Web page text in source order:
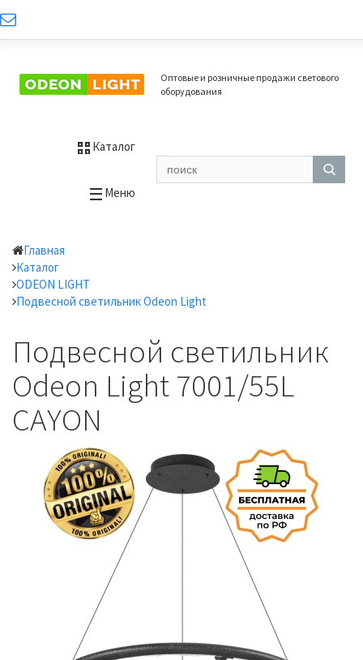
Оптовые и розничные продажи светового
оборудования
Каталог
Меню
Главная
Каталог
ODEON LIGHT
Подвесной светильник Odeon Light
Подвесной светильник
Odeon Light 7001/55L
CAYON